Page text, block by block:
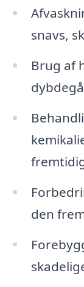
snavs,
Brug af
den